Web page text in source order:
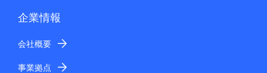
企業情報
会社概要
事業拠点